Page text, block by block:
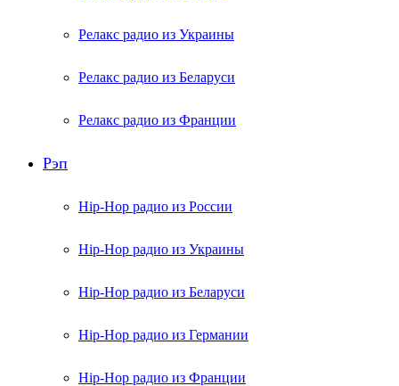
Релакс радио из Украины
Релакс радио из Беларуси
Релакс радио из Франции
Рэп
Hip-Hop радио из России
Hip-Hop радио из Украины
Hip-Hop радио из Беларуси
Hip-Hop радио из Германии
Hip-Hop радио из Франции